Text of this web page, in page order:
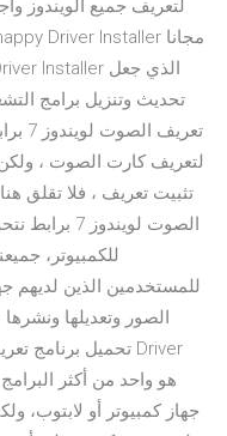
تحديث وتنزيل برامج
لتعريف كارت الصوت ،
تثبيت تعريف ، فلا تقلق
الصوت
للكمبيوتر،
للمستخدمين الذين لديهم
الصور وتعديلها
جهاز كمبيوتر أو لابتوب،